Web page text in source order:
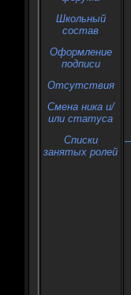
Школьный
состав
Оформление
подписи
Oтсутствия
Смена ника и/
или статуса
Списки
занятых ролей